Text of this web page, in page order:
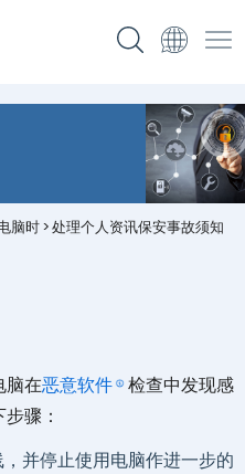
脑时>处理个人资讯保安事故须知
脑在恶意软件
检查中发现感
骤：
并停止使用电脑作进一步的